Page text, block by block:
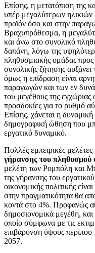
Επίσης, η μετατόπιση της
υπέρ μεγαλύτερων
προϊόν όσο και στην
Βραχυπρόθεσμα, η
και άνω στο συνολικό
δαπάνη, λόγω της
πληθυσμιακής ομάδας
συνολικής ζήτησης
όμως η επίδραση είναι
παραγωγών και των εν
του μεγέθους της εγχώριας
προσδοκίες για το ρυθμό
Επίσης, χάνεται η
δημογραφική ώθηση που
εργατικό δυναμικό.
Πολλές εμπειρικές
γήρανσης του
μελέτη των Ρομπόλη και
της γήρανσης του
οικονομικής πολιτικής
στην πραγματικότητα θα
κοντά στο 4%. Προφανώς
δημοσιονομικά μεγέθη,
οποίο σύμφωνα με τις
επιβάρυνση ύψους
2057.